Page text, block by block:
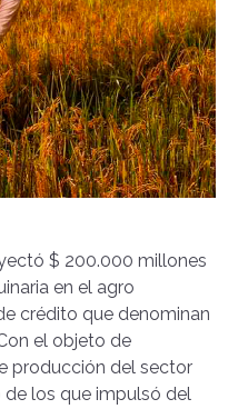
$ 200.000 millones
en el agro
crédito que denominan
el objeto de
producción del sector
de los que impulsó del